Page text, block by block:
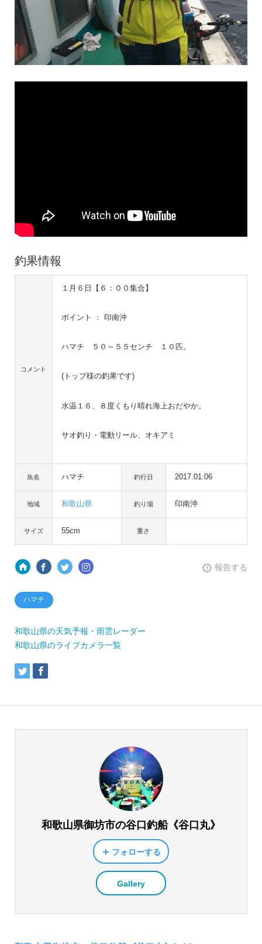
釣果情報
コメント
１月６日【６：００集合】
ポイント ： 印南沖
ハマチ ５０～５５センチ １０匹。
(トップ様の釣果です)
水温１６、８度くもり晴れ海上おだやか。
サオ釣り・電動リール、オキアミ
魚名 ハマチ 釣行日 2017.01.06
地域 和歌山県 釣り場 印南沖
サイズ 55cm 重さ
報告する
ハマチ
和歌山県の天気予報・雨雲レーダー
和歌山県のライブカメラ一覧
和歌山県御坊市の谷口釣船《谷口丸》
フォローする
Gallery